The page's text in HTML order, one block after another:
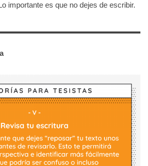
importante es que no dejes de escribir.